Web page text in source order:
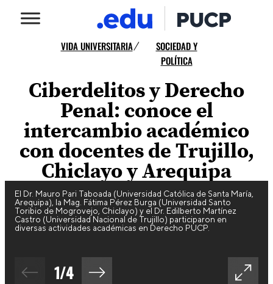
VIDA UNIVERSITARIA/
SOCIEDAD Y
POLÍTICA
Ciberdelitos y Derecho
Penal: conoce el
intercambio académico
con docentes de Trujillo,
Chiclayo y Arequipa
El Dr. Mauro Pari Taboada (Universidad Católica de Santa María,
Arequipa), la Mag. Fátima Pérez Burga (Universidad Santo
Toribio de Mogrovejo, Chiclayo) y el Dr. Edilberto Martínez
Castro (Universidad Nacional de Trujillo) participaron en
diversas actividades académicas en Derecho PUCP.
1/4